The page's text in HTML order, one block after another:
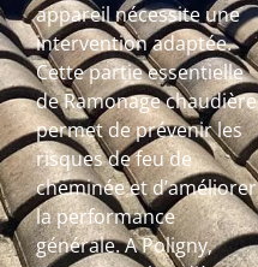
appareil nécessite une
intervention adaptée.
Cette partie essentielle
de Ramonage chaudière
permet de prévenir les
risques de feu de
cheminée et d’améliorer
la performance
générale. A Poligny,